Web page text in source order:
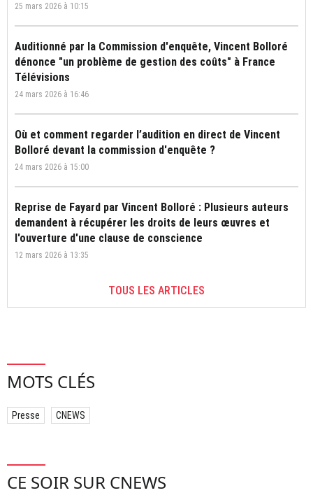
25 mars 2026 à 10:15
Auditionné par la Commission d'enquête, Vincent Bolloré
dénonce "un problème de gestion des coûts" à France
Télévisions
24 mars 2026 à 16:46
Où et comment regarder l’audition en direct de Vincent
Bolloré devant la commission d'enquête ?
24 mars 2026 à 15:00
Reprise de Fayard par Vincent Bolloré : Plusieurs auteurs
demandent à récupérer les droits de leurs œuvres et
l'ouverture d'une clause de conscience
12 mars 2026 à 13:35
TOUS LES ARTICLES
MOTS CLÉS
Presse CNEWS
CE SOIR SUR CNEWS